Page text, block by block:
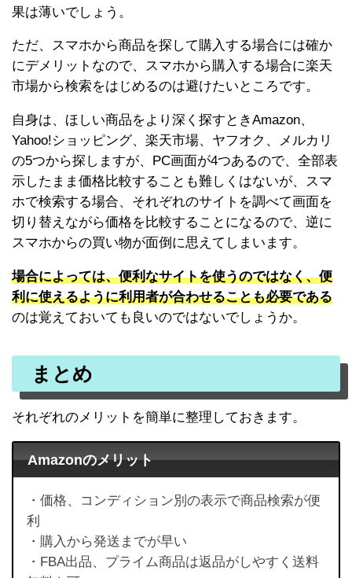
果は薄いでしょう。
ただ、スマホから商品を探して購入する場合には確か
にデメリットなので、スマホから購入する場合に楽天
市場から検索をはじめるのは避けたいところです。
自身は、ほしい商品をより深く探すときAmazon、
Yahoo!ショッピング、楽天市場、ヤフオク、メルカリ
の5つから探しますが、PC画面が4つあるので、全部表
示したまま価格比較することも難しくはないが、スマ
ホで検索する場合、それぞれのサイトを調べて画面を
切り替えながら価格を比較することになるので、逆に
スマホからの買い物が面倒に思えてしまいます。
場合によっては、便利なサイトを使うのではなく、便
利に使えるように利用者が合わせることも必要である
のは覚えておいても良いのではないでしょうか。
まとめ
それぞれのメリットを簡単に整理しておきます。
Amazonのメリット
・価格、コンディション別の表示で商品検索が便
利
・購入から発送までが早い
・FBA出品、プライム商品は返品がしやすく送料